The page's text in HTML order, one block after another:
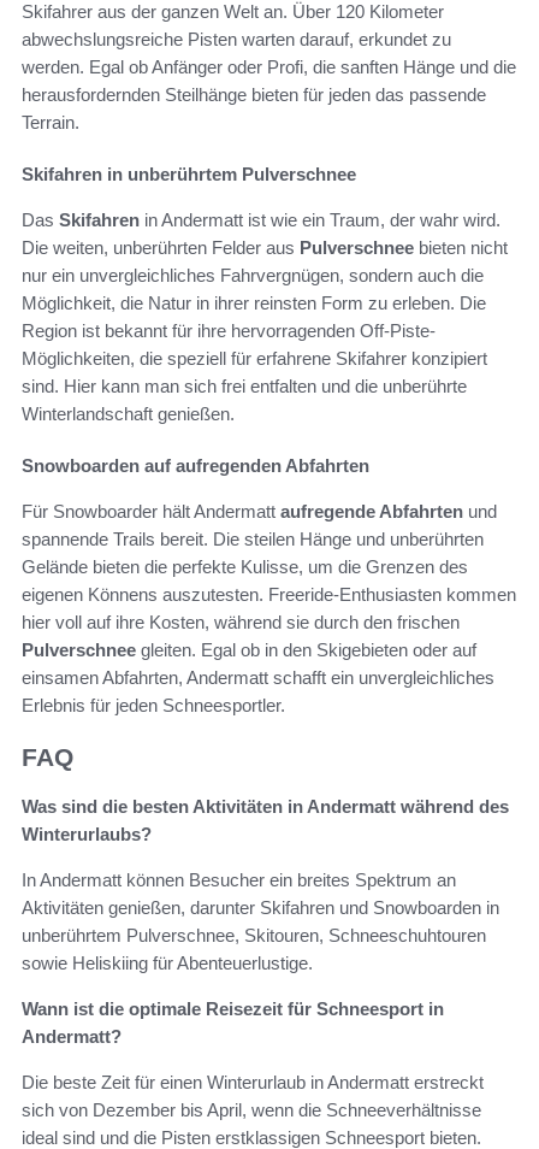
Skifahrer aus der ganzen Welt an. Über 120 Kilometer
abwechslungsreiche Pisten warten darauf, erkundet zu
werden. Egal ob Anfänger oder Profi, die sanften Hänge und die
herausfordernden Steilhänge bieten für jeden das passende
Terrain.
Skifahren in unberührtem Pulverschnee
Das Skifahren in Andermatt ist wie ein Traum, der wahr wird.
Die weiten, unberührten Felder aus Pulverschnee bieten nicht
nur ein unvergleichliches Fahrvergnügen, sondern auch die
Möglichkeit, die Natur in ihrer reinsten Form zu erleben. Die
Region ist bekannt für ihre hervorragenden Off-Piste-
Möglichkeiten, die speziell für erfahrene Skifahrer konzipiert
sind. Hier kann man sich frei entfalten und die unberührte
Winterlandschaft genießen.
Snowboarden auf aufregenden Abfahrten
Für Snowboarder hält Andermatt aufregende Abfahrten und
spannende Trails bereit. Die steilen Hänge und unberührten
Gelände bieten die perfekte Kulisse, um die Grenzen des
eigenen Könnens auszutesten. Freeride-Enthusiasten kommen
hier voll auf ihre Kosten, während sie durch den frischen
Pulverschnee gleiten. Egal ob in den Skigebieten oder auf
einsamen Abfahrten, Andermatt schafft ein unvergleichliches
Erlebnis für jeden Schneesportler.
FAQ
Was sind die besten Aktivitäten in Andermatt während des
Winterurlaubs?
In Andermatt können Besucher ein breites Spektrum an
Aktivitäten genießen, darunter Skifahren und Snowboarden in
unberührtem Pulverschnee, Skitouren, Schneeschuhtouren
sowie Heliskiing für Abenteuerlustige.
Wann ist die optimale Reisezeit für Schneesport in
Andermatt?
Die beste Zeit für einen Winterurlaub in Andermatt erstreckt
sich von Dezember bis April, wenn die Schneeverhältnisse
ideal sind und die Pisten erstklassigen Schneesport bieten.